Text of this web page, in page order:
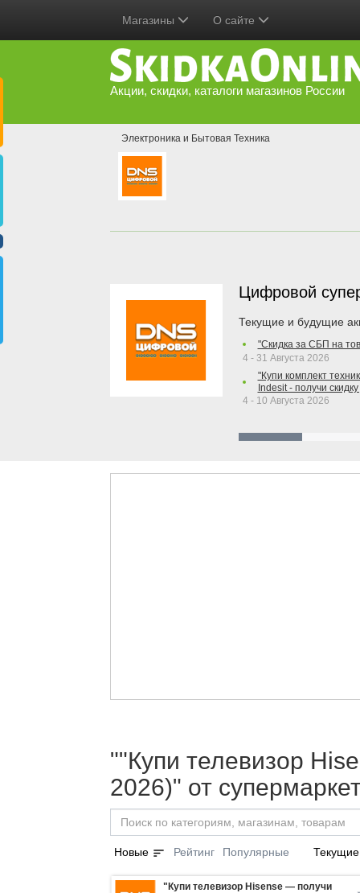
Магазины О сайте
Акции, скидки, каталоги магазинов России
Электроника и Бытовая Техника
Цифровой
Текущие и будущие
"Скидка за СБП на
4 - 31 Августа 2026
"Купи комплект
Indesit - получи
4 - 10 Августа 2026
""Купи телевизор
2026)" от
Новые sort Рейтинг Популярные Текущие
"Купи телевизор Hisense — получи